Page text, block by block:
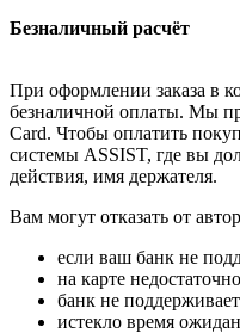
Безналичный расчёт
При оформлении заказа в
безналичной оплаты. Мы
Card. Чтобы оплатить
системы ASSIST, где вы
действия, имя держателя.
Вам могут отказать от
если ваш банк не
на карте
банк не
истекло время